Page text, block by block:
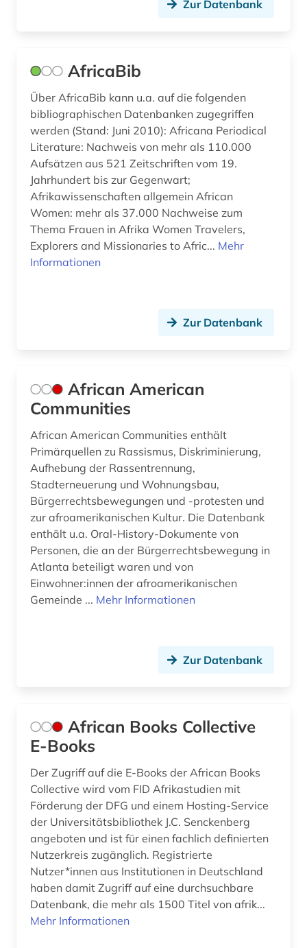
ernährungspolitik (1)
ernährungswissenschaft (1)
erotik (1)
erwachsenenausbildung (1)
erwachsenenbildung (4)
erwerbsarbeit (1)
erwärmung &lt;meteorologie&gt; (2)
erziehung (1)
erziehungswissenschaften (2)
estland (1)
ethnische gruppe (1)
ethnische identität (1)
ethnizität (1)
ethnologe (1)
ethnologie (6)
etudes africaines (2)
eu (1)
european university institute (1)
europäische union (17)
europäischer wirtschafts- und
sozialausschuss (1)
europäisches schrifttum (1)
evaluation (1)
extremismus (3)
Zur Datenbank
AfricaBib
Über AfricaBib kann u.a. auf die folgenden
bibliographischen Datenbanken zugegriffen
werden (Stand: Juni 2010): Africana Periodical
Literature: Nachweis von mehr als 110.000
Aufsätzen aus 521 Zeitschriften vom 19.
Jahrhundert bis zur Gegenwart;
Afrikawissenschaften allgemein African
Women: mehr als 37.000 Nachweise zum
Thema Frauen in Afrika Women Travelers,
Explorers and Missionaries to Afric... Mehr
Informationen
Zur Datenbank
African American
Communities
African American Communities enthält
Primärquellen zu Rassismus, Diskriminierung,
Aufhebung der Rassentrennung,
Stadterneuerung und Wohnungsbau,
Bürgerrechtsbewegungen und -protesten und
zur afroamerikanischen Kultur. Die Datenbank
enthält u.a. Oral-History-Dokumente von
Personen, die an der Bürgerrechtsbewegung in
Atlanta beteiligt waren und von
Einwohner:innen der afroamerikanischen
Gemeinde ... Mehr Informationen
Zur Datenbank
African Books Collective
E-Books
Der Zugriff auf die E-Books der African Books
Collective wird vom FID Afrikastudien mit
Förderung der DFG und einem Hosting-Service
der Universitätsbibliothek J.C. Senckenberg
angeboten und ist für einen fachlich definierten
Nutzerkreis zugänglich. Registrierte
Nutzer*innen aus Institutionen in Deutschland
haben damit Zugriff auf eine durchsuchbare
Datenbank, die mehr als 1500 Titel von afrik...
Mehr Informationen